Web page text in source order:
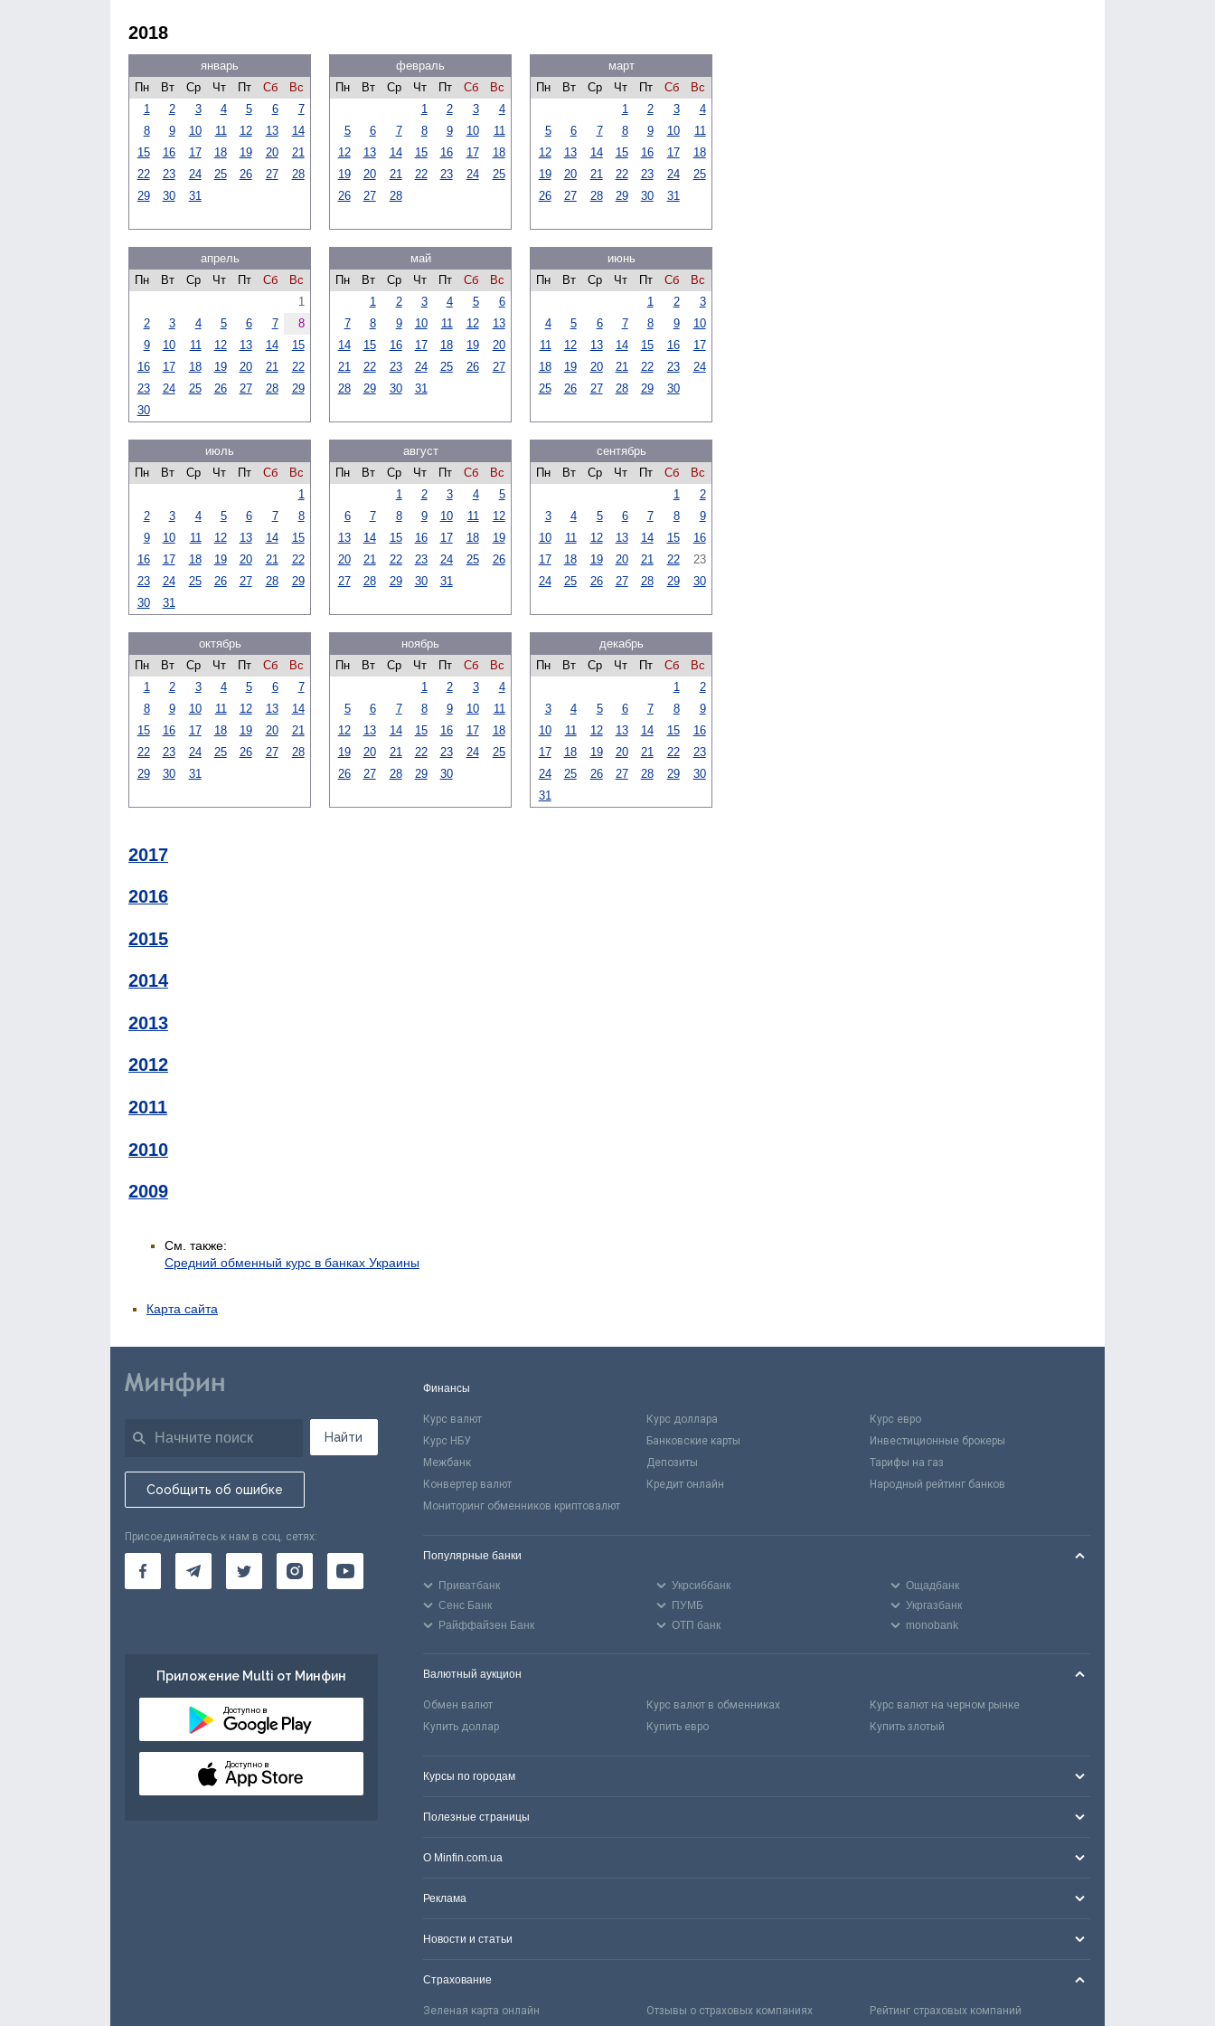
2018
январь
Пн
Вт Ср Чт Пт Сб
Вс
1
2 3 4 5 6
7
8
9 10 11 12 13
14
15
16 17 18 19 20
21
22
23 24 25 26 27
28
29
30 31
февраль
Пн
Вт Ср Чт Пт Сб
Вс
1
2 3
4
5
6 7 8 9 10
11
12
13 14 15 16 17
18
19
20 21 22 23 24
25
26
27 28
март
Пн
Вт Ср Чт Пт Сб
Вс
1
2 3
4
5
6 7 8 9 10
11
12
13 14 15 16 17
18
19
20 21 22 23 24
25
26
27 28 29 30 31
апрель
Пн
Вт Ср Чт Пт Сб
Вс
1
2
3 4 5 6 7
8
9
10 11 12 13 14
15
16
17 18 19 20 21
22
23
24 25 26 27 28
29
30
май
Пн
Вт Ср Чт Пт Сб
Вс
1
2 3 4 5
6
7
8 9 10 11 12
13
14
15 16 17 18 19
20
21
22 23 24 25 26
27
28
29 30 31
июнь
Пн
Вт Ср Чт Пт Сб
Вс
1
2
3
4
5 6 7 8 9
10
11
12 13 14 15 16
17
18
19 20 21 22 23
24
25
26 27 28 29 30
июль
Пн
Вт Ср Чт Пт Сб
Вс
1
2
3 4 5 6 7
8
9
10 11 12 13 14
15
16
17 18 19 20 21
22
23
24 25 26 27 28
29
30
31
август
Пн
Вт Ср Чт Пт Сб
Вс
1
2 3 4
5
6
7 8 9 10 11
12
13
14 15 16 17 18
19
20
21 22 23 24 25
26
27
28 29 30 31
сентябрь
Пн
Вт Ср Чт Пт Сб
Вс
1
2
3
4 5 6 7 8
9
10
11 12 13 14 15
16
17
18 19 20 21 22
23
24
25 26 27 28 29 30
октябрь
Пн
Вт Ср Чт Пт Сб
Вс
1
2 3 4 5 6
7
8
9 10 11 12 13
14
15
16 17 18 19 20
21
22
23 24 25 26 27
28
29
30 31
ноябрь
Пн
Вт Ср Чт Пт Сб
Вс
1
2 3
4
5
6 7 8 9 10
11
12
13 14 15 16 17
18
19
20 21 22 23 24
25
26
27 28 29 30
декабрь
Пн
Вт Ср Чт Пт Сб
Вс
1
2
3
4 5 6 7 8
9
10
11 12 13 14 15
16
17
18 19 20 21 22
23
24
25 26 27 28 29
30
31
2017
2016
2015
2014
2013
2012
2011
2010
2009
См. также:
Средний обменный курс в банках Украины
Карта сайта
Найти
Сообщить об ошибке
Присоединяйтесь к нам в соц. сетях:
Приложение Multi от Минфин
Доступно в
Доступно в
Финансы
Курс валют Курс доллара
Курс евро
Курс НБУ
Банковские карты
Инвестиционные брокеры
Межбанк
Депозиты
Тарифы на газ
Конвертер валют
Кредит онлайн
Народный рейтинг банков
Мониторинг обменников криптовалют
Популярные банки
Приватбанк Укрсиббанк
Ощадбанк
Сенс Банк
ПУМБ
Укргазбанк
Райффайзен Банк
ОТП банк monobank
Валютный аукцион
Обмен валют Курс валют в обменниках
Курс валют на черном рынке
Купить доллар
Купить евро Купить злотый
Курсы по городам
Полезные страницы
О Minfin.com.ua
Реклама
Новости и статьи
Страхование
Зеленая карта онлайн Отзывы о страховых компаниях Рейтинг страховых компаний